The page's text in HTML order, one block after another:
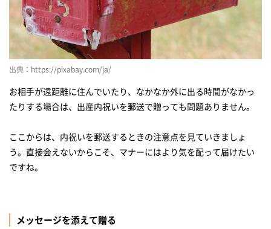
出典：https://pixabay.com/ja/
お相手が遠距離に住んでいたり、なかなか外に出る時間がなかっ
たりする場合は、出産内祝いを郵送で贈っても問題ありません。
ここからは、内祝いを郵送するときの注意点を見ていきましょ
う。直接会えないからこそ、マナーにはより気を配って届けたい
ですね。
メッセージを添えて贈る